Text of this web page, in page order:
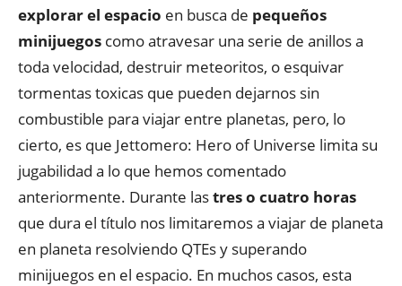
explorar el espacio en busca de pequeños
minijuegos como atravesar una serie de anillos a
toda velocidad, destruir meteoritos, o esquivar
tormentas toxicas que pueden dejarnos sin
combustible para viajar entre planetas, pero, lo
cierto, es que Jettomero: Hero of Universe limita su
jugabilidad a lo que hemos comentado
anteriormente. Durante lastres o cuatro horas
que dura el título nos limitaremos a viajar de planeta
en planeta resolviendo QTEs y superando
minijuegos en el espacio. En muchos casos, esta